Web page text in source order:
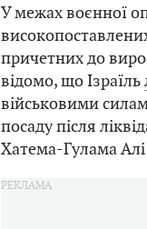
У межах воєнної
причетних до
відомо, що Ізраїль
військовими
посаду після
Хатема-Гулама